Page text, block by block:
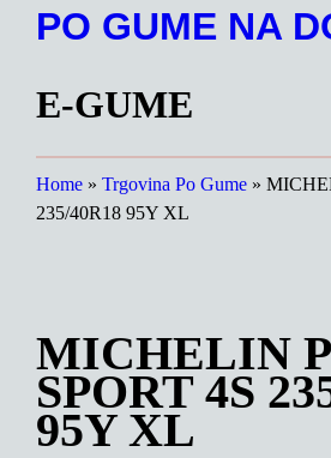
PreskočiPO GUME NA
E-GUME
Home » Trgovina Po Gume »
235/40R18 95Y XL
MICHELIN
SPORT 4S
95Y XL